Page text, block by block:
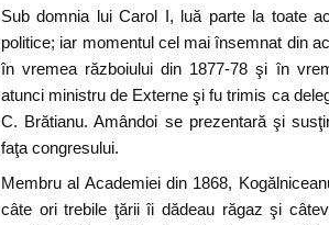
Sub domnia lui Carol I, luă parte la toate
politice; iar momentul cel mai însemnat din
în vremea războiului din 1877-78 şi în
atunci ministru de Externe şi fu trimis ca
C. Brătianu. Amândoi se prezentară şi
faţa congresului.
Membru al Academiei din 1868,
câte ori trebile ţării îi dădeau răgaz şi